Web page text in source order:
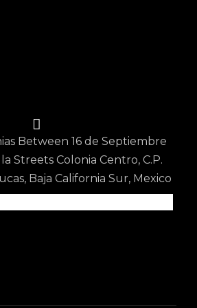
Between 16 de Septiembre
Streets Colonia Centro, C.P.
Baja California Sur, Mexico